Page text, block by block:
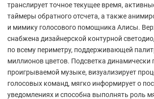
транслирует точное текущее время,
таймеры обратного отсчета, а также
и мимику голосового помощника Алисы.
снабжена дизайнерской контурной
по всему периметру, поддерживающей
миллионов цветов. Подсветка динамически
проигрываемой музыке, визуализирует
голосовых команд, мягко информирует о
уведомлениях и способна выполнять роль